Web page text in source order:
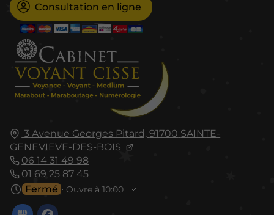
3 Avenue Georges Pitard, 91700 SAINTE-
GENEVIEVE-DES-BOIS
06 14 31 49 98
01 69 25 87 45
Fermé ⋅ Ouvre à 10:00
Consultation en ligne